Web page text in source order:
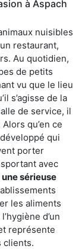
à Aspach
nuisibles
restaurant,
Au quotidien,
de petits
vu que le lieu
s’agisse de la
de service, il
qu’en ce
qui
porter
avec
une sérieuse
les aliments
d’un
représente
clients.